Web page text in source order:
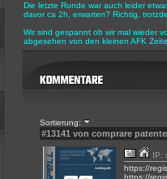
Die letzte Runde war auch leider
davor ca 2h, erwarten? Richtig,
Wir sind gespannt ob wir mal wieder
abgesehen von den kleinen AFK
Sortierung:
#13141 von comprare patente
IP:
https://
https://